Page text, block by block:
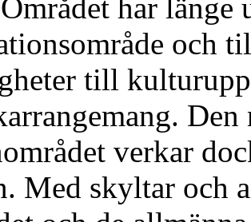
har länge
och
till
verkar
Med skyltar och